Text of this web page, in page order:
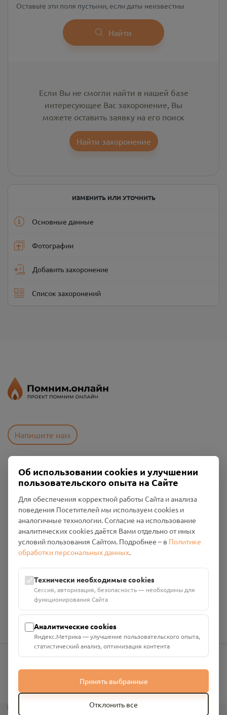
Оставьте эти поля пустыми, если даты неизвестны
Найти
Если Вы не смогли найти в нашей базе
интересующее Вас захоронение, Вы
можете оставить заявку на его поиск
Найти захоронение
ИЗМЕНИТЬ ИЛИ УТОЧНИТЬ
Основные данные
Фотографии
Добавить захоронение
Список захоронений
Напишите нам
Пользовательское соглашение
Политика конфиденциальности
Промо-материалы
Настройки cookies
Общество с ограниченной ответственностью «Смоленский
Проект Помним»
Юридический адрес: 216790, Смоленская область, р-н
Руднянский, г. Рудня, улица Западная, д. 26А, пом. 18
Номер счёта: 40702810901130004287 в АО "АЛЬФА-БАНК"
Кор. счёт: 30101810200000000593
info@pomnim.online
Об использовании cookies и улучшении
пользовательского опыта на Сайте
Для обеспечения корректной работы Сайта и анализа
поведения Посетителей мы используем cookies и
аналогичные технологии. Согласие на использование
аналитических cookies даётся Вами отдельно от иных
условий пользования Сайтом. Подробнее – в Политике
обработки персональных данных.
Технически необходимые cookies
Сессия, авторизация, безопасность — необходимы для
функционирования Сайта
Аналитические cookies
Яндекс.Метрика — улучшение пользовательского опыта,
статистический анализ, оптимизация контента
Принять выбранные
Отклонить все